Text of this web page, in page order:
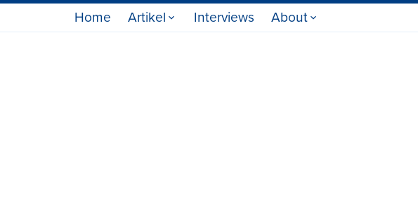
Home Artikel Interviews About